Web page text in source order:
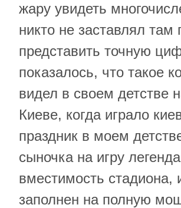
жару увидеть
никто не заставлял
представить точную
показалось, что такое
видел в своем детстве
Киеве, когда играло
праздник в моем
сыночка на игру
вместимость стадиона,
заполнен на полную